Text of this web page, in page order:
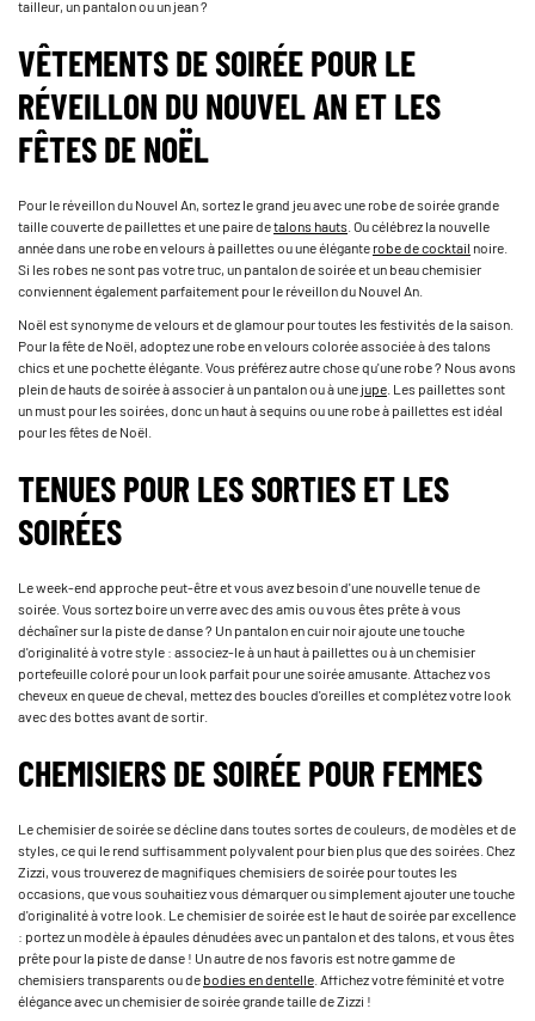
tailleur, un pantalon ou un jean ?
VÊTEMENTS DE SOIRÉE POUR LE
RÉVEILLON DU NOUVEL AN ET LES
FÊTES DE NOËL
Pour le réveillon du Nouvel An, sortez le grand jeu avec une robe de soirée grande
taille couverte de paillettes et une paire detalons hauts . Ou célébrez la nouvelle
année dans une robe en velours à paillettes ou une éléganterobe de cocktail noire.
Si les robes ne sont pas votre truc, un pantalon de soirée et un beau chemisier
conviennent également parfaitement pour le réveillon du Nouvel An.
Noël est synonyme de velours et de glamour pour toutes les festivités de la saison.
Pour la fête de Noël, adoptez une robe en velours colorée associée à des talons
chics et une pochette élégante. Vous préférez autre chose qu'une robe ? Nous avons
plein de hauts de soirée à associer à un pantalon ou à unejupe . Les paillettes sont
un must pour les soirées, donc un haut à sequins ou une robe à paillettes est idéal
pour les fêtes de Noël.
TENUES POUR LES SORTIES ET LES
SOIRÉES
Le week-end approche peut-être et vous avez besoin d'une nouvelle tenue de
soirée. Vous sortez boire un verre avec des amis ou vous êtes prête à vous
déchaîner sur la piste de danse ? Un pantalon en cuir noir ajoute une touche
d'originalité à votre style : associez-le à un haut à paillettes ou à un chemisier
portefeuille coloré pour un look parfait pour une soirée amusante. Attachez vos
cheveux en queue de cheval, mettez des boucles d'oreilles et complétez votre look
avec des bottes avant de sortir.
CHEMISIERS DE SOIRÉE POUR FEMMES
Le chemisier de soirée se décline dans toutes sortes de couleurs, de modèles et de
styles, ce qui le rend suffisamment polyvalent pour bien plus que des soirées. Chez
Zizzi, vous trouverez de magnifiques chemisiers de soirée pour toutes les
occasions, que vous souhaitiez vous démarquer ou simplement ajouter une touche
d'originalité à votre look. Le chemisier de soirée est le haut de soirée par excellence
: portez un modèle à épaules dénudées avec un pantalon et des talons, et vous êtes
prête pour la piste de danse ! Un autre de nos favoris est notre gamme de
chemisiers transparents ou debodies en dentelle . Affichez votre féminité et votre
élégance avec un chemisier de soirée grande taille de Zizzi !